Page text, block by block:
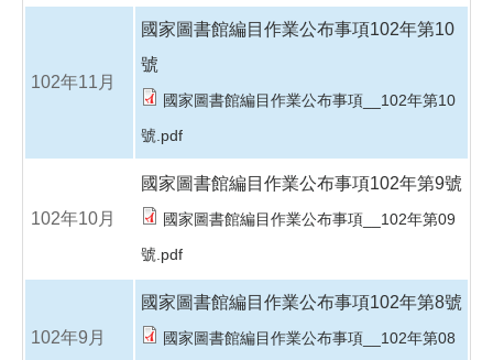
102年11月
國家圖書館編目作業公布事項102年第10
號
國家圖書館編目作業公布事項__102年第10
號.pdf
102年10月
國家圖書館編目作業公布事項102年第9號
國家圖書館編目作業公布事項__102年第09
號.pdf
102年9月
國家圖書館編目作業公布事項102年第8號
國家圖書館編目作業公布事項__102年第08